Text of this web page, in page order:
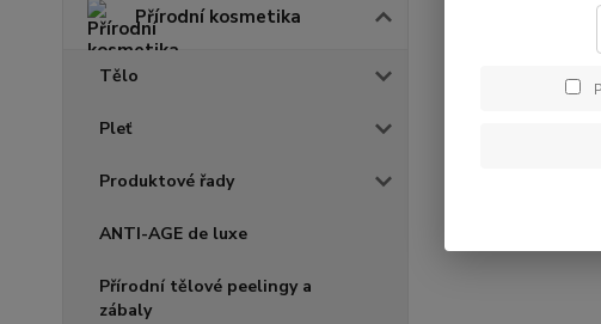
Přírodní kosmetika
Tělo
Pleť
Produktové řady
ANTI-AGE de luxe
Přírodní tělové peelingy a
zábaly